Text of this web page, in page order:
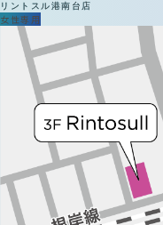
リントスル港南台店
女性専用